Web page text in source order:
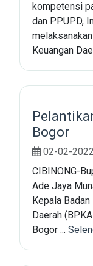
kompetensi
dan PPUPD,
Keuangan
Bogor
02-02-2022
CIBINONG-
Ade Jaya
Kepala
Daerah
Bogor ...